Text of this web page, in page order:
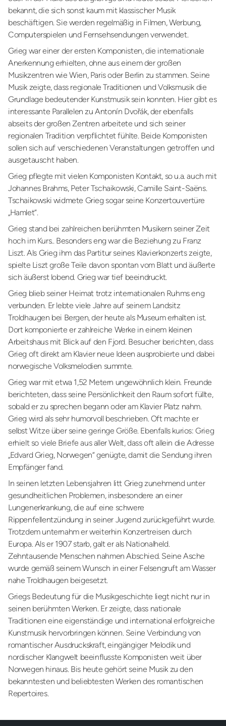
bekannt, die sich sonst kaum mit klassischer Musik
beschäftigen. Sie werden regelmäßig in Filmen, Werbung,
Computerspielen und Fernsehsendungen verwendet.
Grieg war einer der ersten Komponisten, die internationale
Anerkennung erhielten, ohne aus einem der großen
Musikzentren wie Wien, Paris oder Berlin zu stammen. Seine
Musik zeigte, dass regionale Traditionen und Volksmusik die
Grundlage bedeutender Kunstmusik sein konnten. Hier gibt es
interessante Parallelen zu Antonín Dvořák, der ebenfalls
abseits der großen Zentren arbeitete und sich seiner
regionalen Tradition verpflichtet fühlte. Beide Komponisten
sollen sich auf verschiedenen Veranstaltungen getroffen und
ausgetauscht haben.
Grieg pflegte mit vielen Komponisten Kontakt, so u.a. auch mit
Johannes Brahms, Peter Tschaikowski, Camille Saint-Saëns.
Tschaikowski widmete Grieg sogar seine Konzertouvertüre
„Hamlet“.
Grieg stand bei zahlreichen berühmten Musikern seiner Zeit
hoch im Kurs.. Besonders eng war die Beziehung zu Franz
Liszt. Als Grieg ihm das Partitur seines Klavierkonzerts zeigte,
spielte Liszt große Teile davon spontan vom Blatt und äußerte
sich äußerst lobend. Grieg war tief beeindruckt.
Grieg blieb seiner Heimat trotz internationalen Ruhms eng
verbunden. Er lebte viele Jahre auf seinem Landsitz
Troldhaugen bei Bergen, der heute als Museum erhalten ist.
Dort komponierte er zahlreiche Werke in einem kleinen
Arbeitshaus mit Blick auf den Fjord. Besucher berichten, dass
Grieg oft direkt am Klavier neue Ideen ausprobierte und dabei
norwegische Volksmelodien summte.
Grieg war mit etwa 1,52 Metern ungewöhnlich klein. Freunde
berichteten, dass seine Persönlichkeit den Raum sofort füllte,
sobald er zu sprechen begann oder am Klavier Platz nahm.
Grieg wird als sehr humorvoll beschrieben. Oft machte er
selbst Witze über seine geringe Größe. Ebenfalls kurios: Grieg
erhielt so viele Briefe aus aller Welt, dass oft allein die Adresse
„Edvard Grieg, Norwegen“ genügte, damit die Sendung ihren
Empfänger fand.
In seinen letzten Lebensjahren litt Grieg zunehmend unter
gesundheitlichen Problemen, insbesondere an einer
Lungenerkrankung, die auf eine schwere
Rippenfellentzündung in seiner Jugend zurückgeführt wurde.
Trotzdem unternahm er weiterhin Konzertreisen durch
Europa. Als er 1907 starb, galt er als Nationalheld.
Zehntausende Menschen nahmen Abschied. Seine Asche
wurde gemäß seinem Wunsch in einer Felsengruft am Wasser
nahe Troldhaugen beigesetzt.
Griegs Bedeutung für die Musikgeschichte liegt nicht nur in
seinen berühmten Werken. Er zeigte, dass nationale
Traditionen eine eigenständige und international erfolgreiche
Kunstmusik hervorbringen können. Seine Verbindung von
romantischer Ausdruckskraft, eingängiger Melodik und
nordischer Klangwelt beeinflusste Komponisten weit über
Norwegen hinaus. Bis heute gehört seine Musik zu den
bekanntesten und beliebtesten Werken des romantischen
Repertoires.